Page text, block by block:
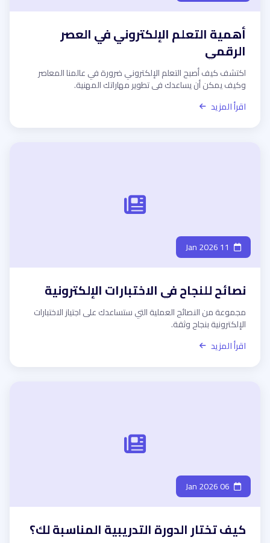
أهمية التعلم الإلكتروني في العصر
الرقمي
اكتشف كيف أصبح التعلم الإلكتروني ضرورة في عالمنا المعاصر
وكيف يمكن أن يساعدك في تطوير مهاراتك المهنية.
اقرأ المزيد
نصائح للنجاح في الاختبارات الإلكترونية
مجموعة من النصائح العملية التي ستساعدك على اجتياز الاختبارات
الإلكترونية بنجاح وثقة.
اقرأ المزيد
كيف تختار الدورة التدريبية المناسبة لك؟